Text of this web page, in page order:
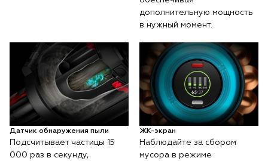
дополнительную мощность
в нужный момент.
Датчик обнаружения пыли
Подсчитывает частицы 15
000 раз в секунду,
ЖК-экран
Наблюдайте за сбором
мусора в режиме